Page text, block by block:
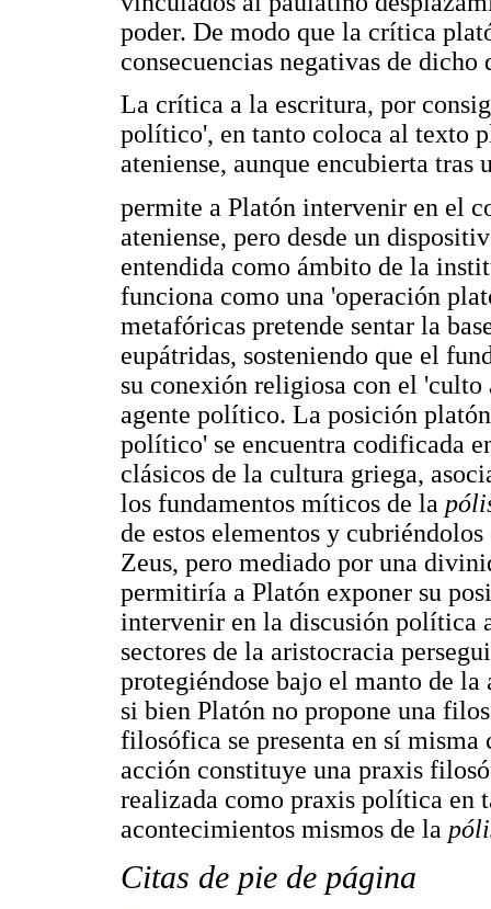
poder. De modo que la crítica
consecuencias negativas de dicho
La crítica a la escritura, por
político', en tanto coloca al texto
ateniense, aunque encubierta
permite a Platón intervenir en el
ateniense, pero desde un
entendida como ámbito de la
funciona como una 'operación
metafóricas pretende sentar la
eupátridas, sosteniendo que el
su conexión religiosa con el
agente político. La posición
político' se encuentra codificada
clásicos de la cultura griega,
los fundamentos míticos de la
de estos elementos y
Zeus, pero mediado por una
permitiría a Platón exponer su
intervenir en la discusión política
sectores de la aristocracia
protegiéndose bajo el manto de
si bien Platón no propone una
filosófica se presenta en sí
acción constituye una praxis
realizada como praxis política en
acontecimientos mismos de la
Citas de pie de página